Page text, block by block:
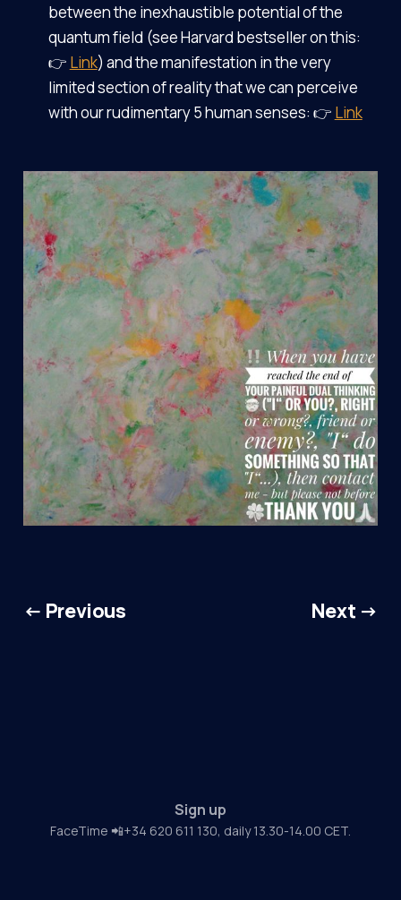
between the inexhaustible potential of the
quantum field (see Harvard bestseller on this:
👉 Link) and the manifestation in the very
limited section of reality that we can perceive
with our rudimentary 5 human senses: 👉 Link
← Previous Next →
Sign up
FaceTime 📲+34 620 611 130, daily 13.30-14.00 CET.